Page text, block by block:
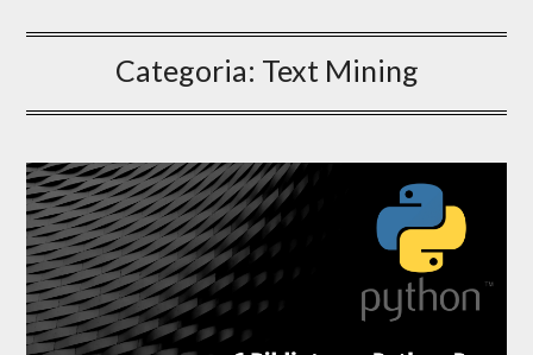
Categoria: Text Mining